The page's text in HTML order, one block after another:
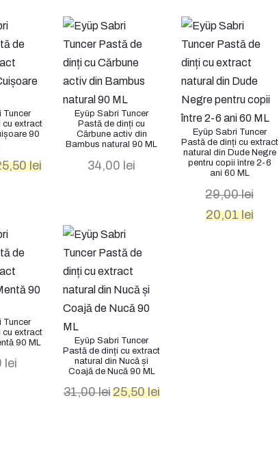
Tuncer
cu extract
90
leiPrețul
Eyüp Sabri Tuncer
Pastă de dinți cu
Cărbune activ din
Bambus natural 90 ML
34,00 lei
Eyüp Sabri Tuncer
Pastă de dinți cu extract
natural din Dude Negre
pentru copii între 2-6
ani 60 ML
29,00lei
Prețul
20,01leiPrețul
Tuncer
cu extract
90 ML
lei
Eyüp Sabri Tuncer
Pastă de dinți cu extract
natural din Nucă și
Coajă de Nucă 90 ML
31,00lei Prețul
25,50leiPrețul